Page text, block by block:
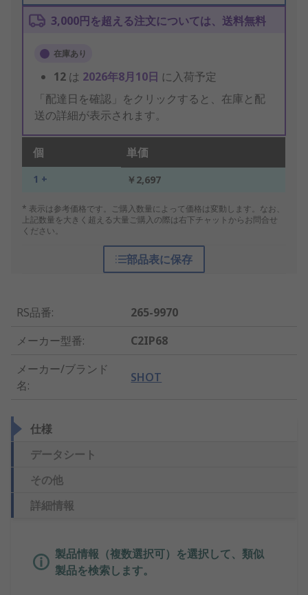
3,000円を超える注文については、送料無料
在庫あり
12 は 2026年8月10日 に入荷予定
「配達日を確認」をクリックすると、在庫と配
送の詳細が表示されます。
個 単価
1 + ￥2,697
* 表示は参考価格です。ご購入数量によって価格は変動します。なお、
上記数量を大きく超える大量ご購入の際は右下チャットからお問合せ
ください。
部品表に保存
RS品番:
265-9970
メーカー型番:
C2IP68
メーカー/ブランド
名:
SHOT
仕様
データシート
その他
詳細情報
製品情報（複数選択可）を選択して、類似
製品を検索します。